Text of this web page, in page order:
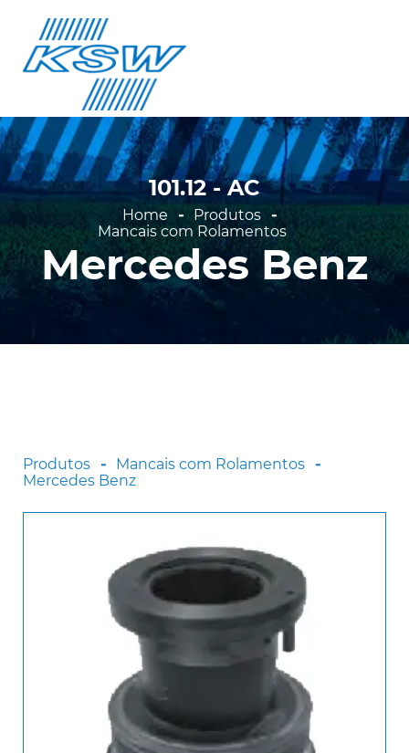
Voltar
com Rolamentos
DAF
Ford
General Motors
Internacional
Iveco
Man
Sinotruck
(Refil)
Travas
e Kit's
101.12 - AC
Home
Produtos
Mancais com Rolamentos
Mercedes Benz
Produtos
Mancais com Rolamentos
Mercedes Benz